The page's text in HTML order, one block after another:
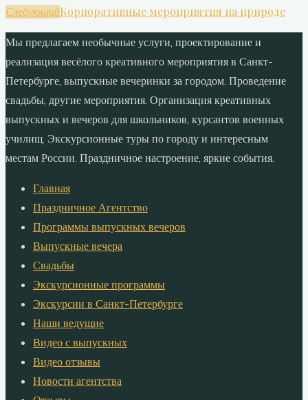
СледующийКорпоративные мероприятия на природе
Мы предлагаем необычные услуги, проектирование и
реализация весёлого креативного мероприятия в Санкт-
Петербурге, выпускные вечеринки за городом. Проведение
свадьбы, другие мероприятия. Организация креативных
выпускных и вечеров для школьников, курсантов военных
училищ. Экскурсионные туры по городу и интересным
местам России. Праздничное настроение, яркие события.
Главная
Праздничное Агентство
Программы выпускных вечеров
Выпускные вечера
Свадьбы
Экскурсионные программы
Экскурсии в Санкт-Петербурге
Наши ведущие
Видео с выпускных
Видео отзывы
Новости агентства